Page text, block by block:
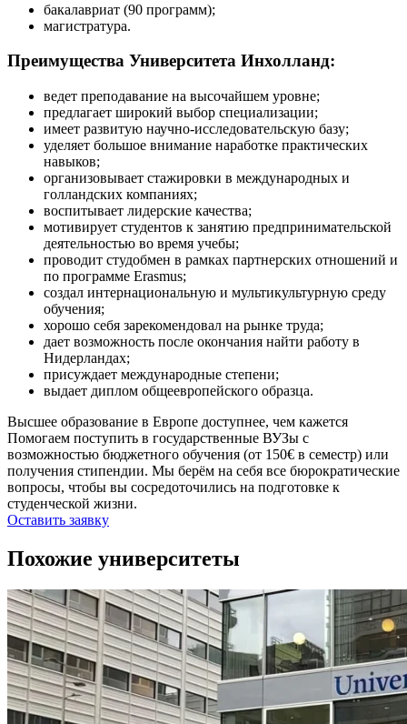
бакалавриат (90 программ);
магистратура.
Преимущества Университета Инхолланд:
ведет преподавание на высочайшем уровне;
предлагает широкий выбор специализации;
имеет развитую научно-исследовательскую базу;
уделяет большое внимание наработке практических
навыков;
организовывает стажировки в международных и
голландских компаниях;
воспитывает лидерские качества;
мотивирует студентов к занятию предпринимательской
деятельностью во время учебы;
проводит студобмен в рамках партнерских отношений и
по программе Erasmus;
создал интернациональную и мультикультурную среду
обучения;
хорошо себя зарекомендовал на рынке труда;
дает возможность после окончания найти работу в
Нидерландах;
присуждает международные степени;
выдает диплом общеевропейского образца.
Высшее образование в Европе доступнее, чем кажется
Помогаем поступить в государственные ВУЗы с
возможностью бюджетного обучения (от 150€ в семестр) или
получения стипендии. Мы берём на себя все бюрократические
вопросы, чтобы вы сосредоточились на подготовке к
студенческой жизни.
Оставить заявку
Похожие университеты